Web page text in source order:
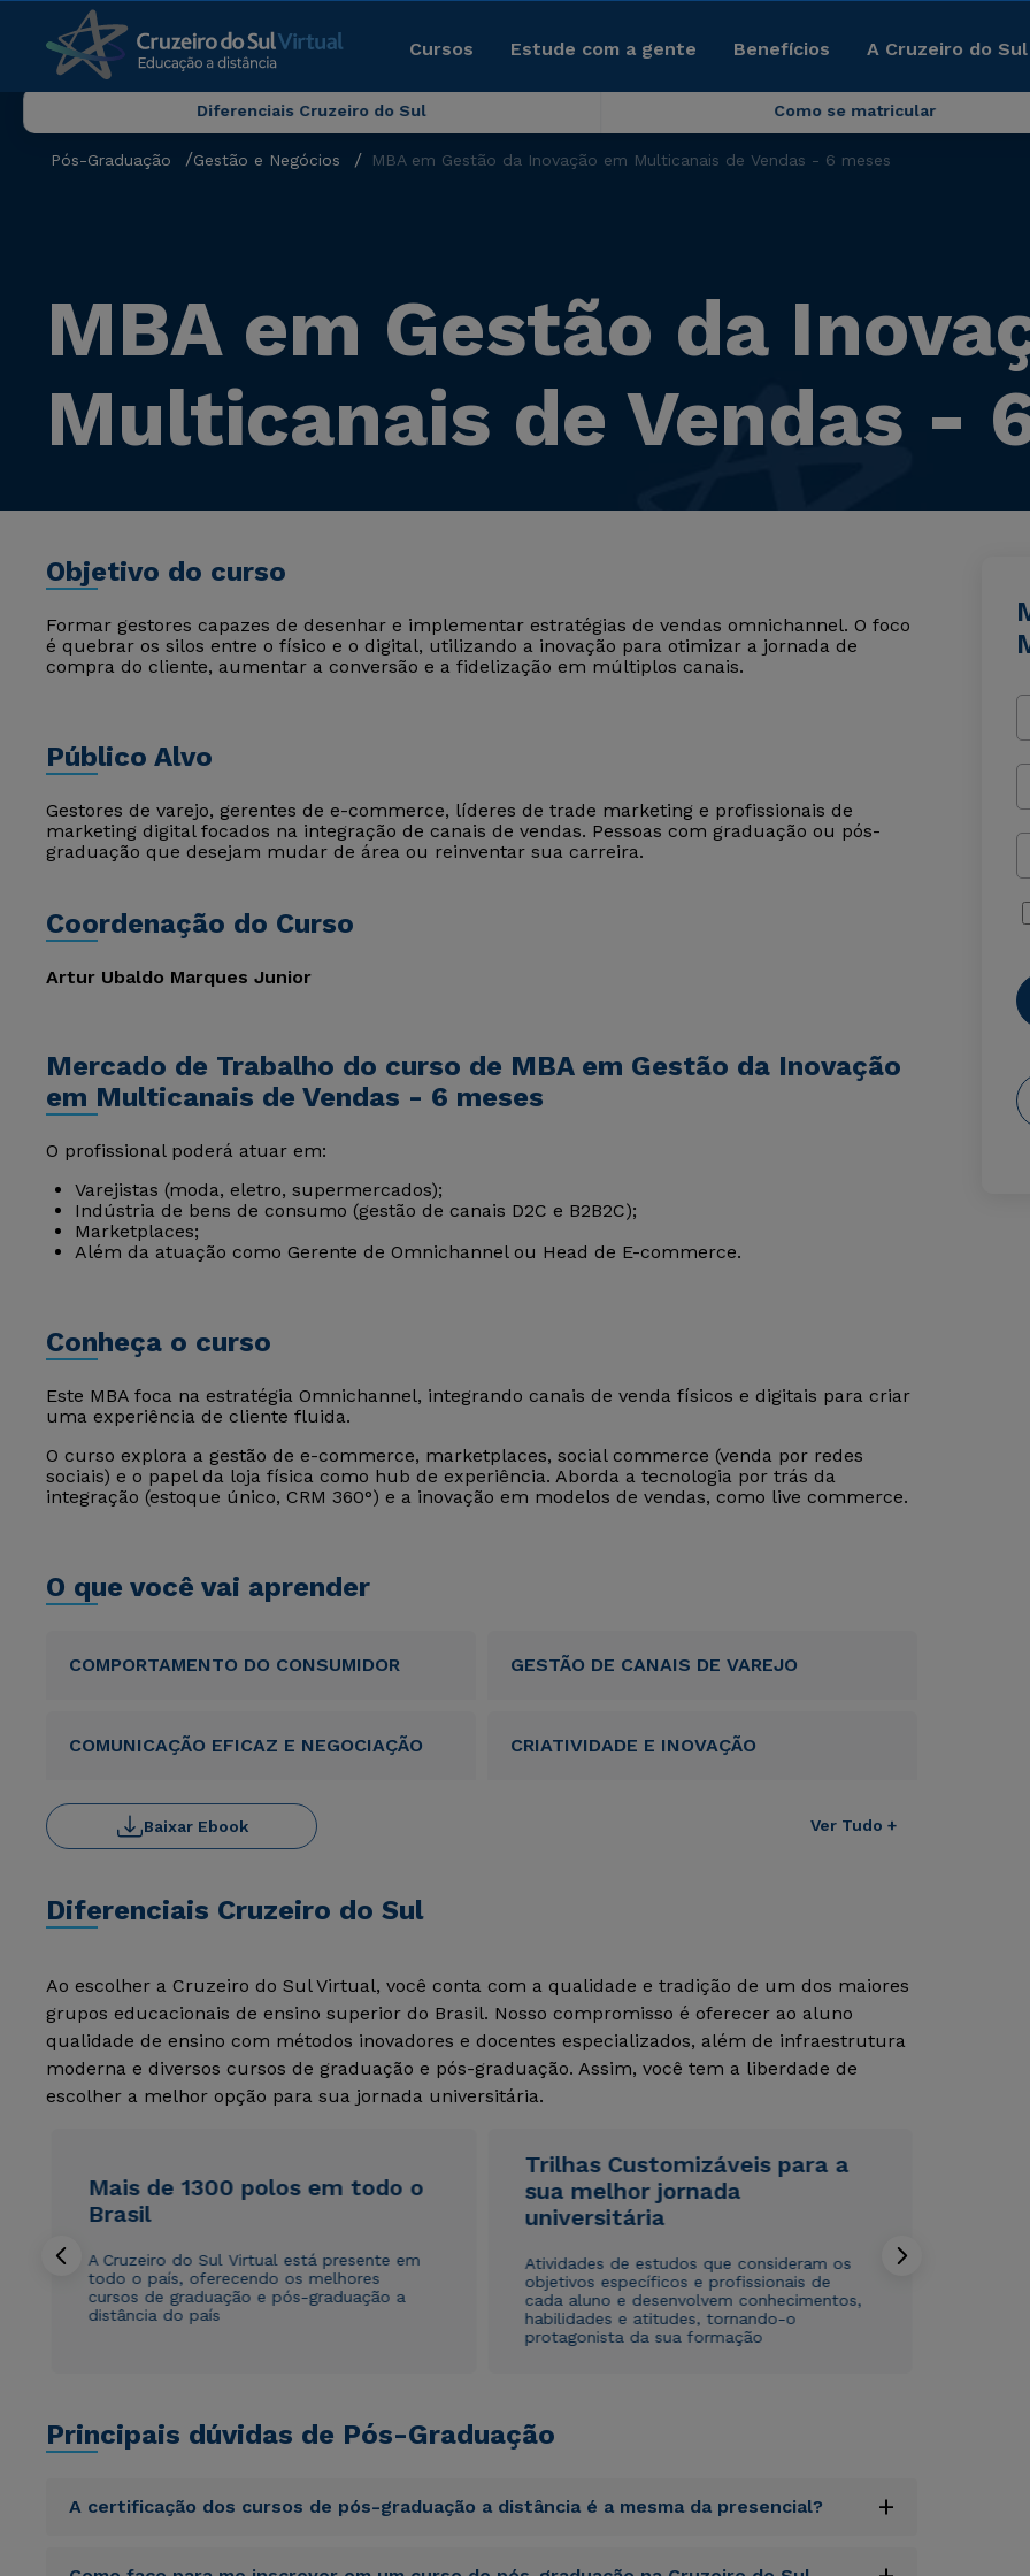
Cursos Estude com a gente Benefícios A Cruzeiro do
Diferenciais Cruzeiro do Sul Como se matricular
Pós-Graduação Gestão e Negócios MBA em Gestão da Inovação em Multicanais de Vendas - 6 meses
MBA em Gestão da
Multicanais de Vendas -
Objetivo do curso
Formar gestores capazes de desenhar e implementar estratégias de vendas omnichannel. O foco
é quebrar os silos entre o físico e o digital, utilizando a inovação para otimizar a jornada de
compra do cliente, aumentar a conversão e a fidelização em múltiplos canais.
Público Alvo
Gestores de varejo, gerentes de e-commerce, líderes de trade marketing e profissionais de
marketing digital focados na integração de canais de vendas. Pessoas com graduação ou pós-
graduação que desejam mudar de área ou reinventar sua carreira.
Coordenação do Curso
Artur Ubaldo Marques Junior
Mercado de Trabalho do curso de MBA em Gestão da Inovação
em Multicanais de Vendas - 6 meses
O profissional poderá atuar em:
Varejistas (moda, eletro, supermercados);
Indústria de bens de consumo (gestão de canais D2C e B2B2C);
Marketplaces;
Além da atuação como Gerente de Omnichannel ou Head de E-commerce.
Conheça o curso
Este MBA foca na estratégia Omnichannel, integrando canais de venda físicos e digitais para criar
uma experiência de cliente fluida.
O curso explora a gestão de e-commerce, marketplaces, social commerce (venda por redes
sociais) e o papel da loja física como hub de experiência. Aborda a tecnologia por trás da
integração (estoque único, CRM 360°) e a inovação em modelos de vendas, como live commerce.
O que você vai aprender
COMPORTAMENTO DO CONSUMIDOR GESTÃO DE CANAIS DE VAREJO
COMUNICAÇÃO EFICAZ E NEGOCIAÇÃO CRIATIVIDADE E INOVAÇÃO
Ver Tudo +
Baixar Ebook
Diferenciais Cruzeiro do Sul
Ao escolher a Cruzeiro do Sul Virtual, você conta com a qualidade e tradição de um dos maiores
grupos educacionais de ensino superior do Brasil. Nosso compromisso é oferecer ao aluno
qualidade de ensino com métodos inovadores e docentes especializados, além de infraestrutura
moderna e diversos cursos de graduação e pós-graduação. Assim, você tem a liberdade de
escolher a melhor opção para sua jornada universitária.
Mais de 1300 polos em todo o
Brasil
A Cruzeiro do Sul Virtual está presente em
todo o país, oferecendo os melhores
cursos de graduação e pós-graduação a
distância do país
Trilhas Customizáveis para a
sua melhor jornada
universitária
Atividades de estudos que consideram os
objetivos específicos e profissionais de
cada aluno e desenvolvem conhecimentos,
habilidades e atitudes, tornando-o
protagonista da sua formação
Principais dúvidas de Pós-Graduação
A certificação dos cursos de pós-graduação a distância é a mesma da presencial? +
Estou de acordo com aPolítica de Privacidade.
autorizo que meus dados sejam utilizados para o
Estou de acordo com aPolítica de Privacidade.
autorizo que meus dados sejam utilizados para o